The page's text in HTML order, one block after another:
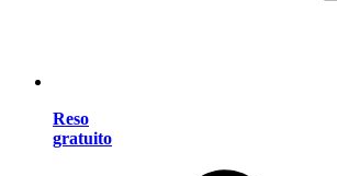
Reso
gratuito